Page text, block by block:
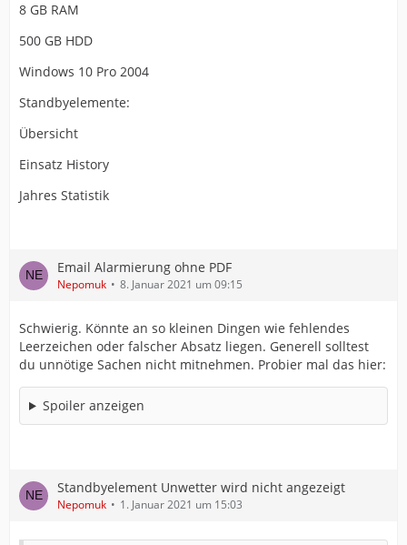
8 GB RAM
500 GB HDD
Windows 10 Pro 2004
Standbyelemente:
Übersicht
Einsatz History
Jahres Statistik
Email Alarmierung ohne PDF
Nepomuk 8. Januar 2021 um 09:15
Schwierig. Könnte an so kleinen Dingen wie fehlendes
Leerzeichen oder falscher Absatz liegen. Generell solltest
du unnötige Sachen nicht mitnehmen. Probier mal das hier:
Spoiler anzeigen
Standbyelement Unwetter wird nicht angezeigt
Nepomuk 1. Januar 2021 um 15:03